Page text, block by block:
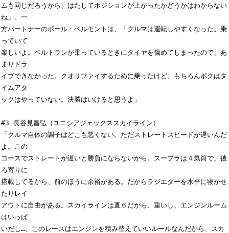
ムも同じだろうから、はたしてポジションが上がったかどうかはわからない
ね」。一
方パートナーのポール・ベルモントは、「クルマは運転しやすくなった。乗
っていて
楽しいよ。ベルトランが乗っているときにタイヤを傷めてしまったので、あ
まりドラ
イブできなかった。クオリファイするために乗ったけど、もちろんボクはタ
イムアタ
ックはやっていない。決勝はいけると思うよ」
#3 長谷見昌弘（ユニシアジェックススカイライン）
「クルマ自体の調子はどこも悪くない。ただストレートスピードが遅いんだ
よ。この
コースでストレートが遅いと勝負にならないから。スープラは４気筒で、後
ろ寄りに
搭載してるから、前のほうに余裕がある。だからラジエターを水平に寝かせ
たりレイ
アウトに自由がある。スカイラインは直６だから、重いし、エンジンルーム
はいっぱ
いだし…。このレースはエンジンを積み替えていいルールなんだから、スカ